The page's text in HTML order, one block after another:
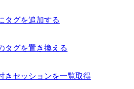
タグを追加する
タグを置き換える
きセッションを一覧取得